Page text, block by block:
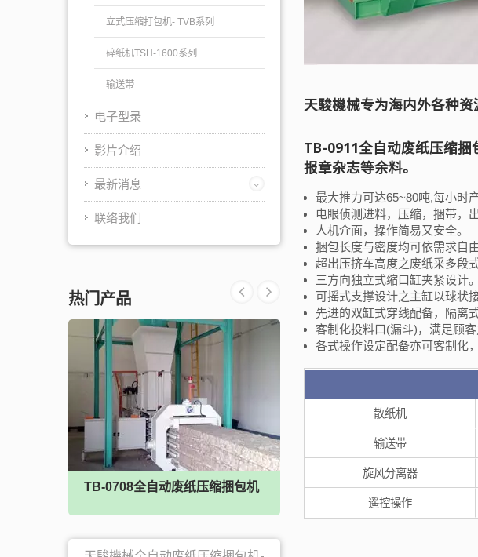
立式压缩打包机- TVB系列
碎纸机TSH-1600系列
输送带
电子型录
影片介绍
最新消息
联络我们
热门产品
TB-0708全自动废纸压缩捆包机 TB-1011全自动废纸压缩捆
天駿機械专为海内外各种
TB-0911全自动废纸压缩
报章杂志等余料。
最大推力可达65~80吨,每小时
电眼侦测进料，压缩，捆带，
人机介面，操作简易又安全。
捆包长度与密度均可依需求自由
超出压挤车高度之废纸采多段
三方向独立式缩口缸夹紧设计。
可摇式支撑设计之主缸以球状
先进的双缸式穿线配备，隔离
客制化投料口(漏斗)，满足顾客
各式操作设定配备亦可客制化
散纸机
输送带
旋风分离器
遥控操作